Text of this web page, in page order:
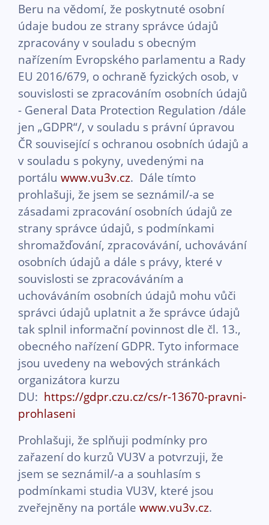
Beru na vědomí, že poskytnuté osobní
údaje budou ze strany správce údajů
zpracovány v souladu s obecným
nařízením Evropského parlamentu a Rady
EU 2016/679, o ochraně fyzických osob, v
souvislosti se zpracováním osobních údajů
- General Data Protection Regulation /dále
jen „GDPR“/, v souladu s právní úpravou
ČR související s ochranou osobních údajů a
v souladu s pokyny, uvedenými na
portálu www.vu3v.cz. Dále tímto
prohlašuji, že jsem se seznámil/-a se
zásadami zpracování osobních údajů ze
strany správce údajů, s podmínkami
shromažďování, zpracovávání, uchovávání
osobních údajů a dále s právy, které v
souvislosti se zpracováváním a
uchováváním osobních údajů mohu vůči
správci údajů uplatnit a že správce údajů
tak splnil informační povinnost dle čl. 13.,
obecného nařízení GDPR. Tyto informace
jsou uvedeny na webových stránkách
organizátora kurzu
DU: https://gdpr.czu.cz/cs/r-13670-pravni-
prohlaseni
Prohlašuji, že splňuji podmínky pro
zařazení do kurzů VU3V a potvrzuji, že
jsem se seznámil/-a a souhlasím s
podmínkami studia VU3V, které jsou
zveřejněny na portále www.vu3v.cz.